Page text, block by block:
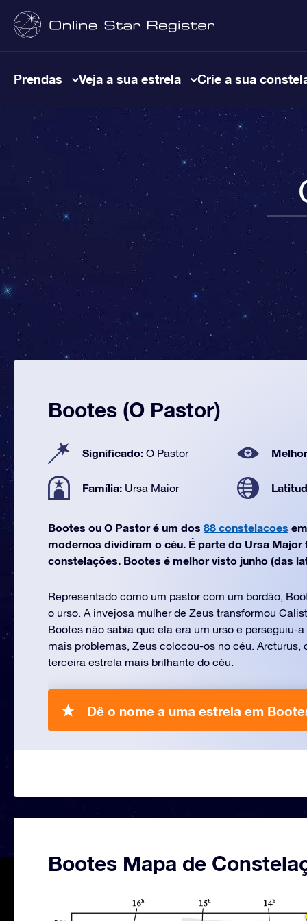
Prendas Veja a sua estrela Crie a sua
Bootes (O Pastor)
Significado: O Pastor
Família: Ursa Maior
Bootes ou O Pastor é um dos 88 constelacoes
modernos dividiram o céu. É parte do Ursa Major
constelações. Bootes é melhor visto junho (das
Representado como um pastor com um bordão,
o urso. A invejosa mulher de Zeus transformou
Boötes não sabia que ela era um urso e perseguiu-
mais problemas, Zeus colocou-os no céu. Arcturus,
terceira estrela mais brilhante do céu.
Dê o nome a uma estrela em
Bootes Mapa de